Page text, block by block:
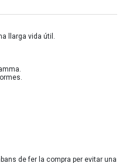
llarga vida útil.
de fer la compra per evitar una